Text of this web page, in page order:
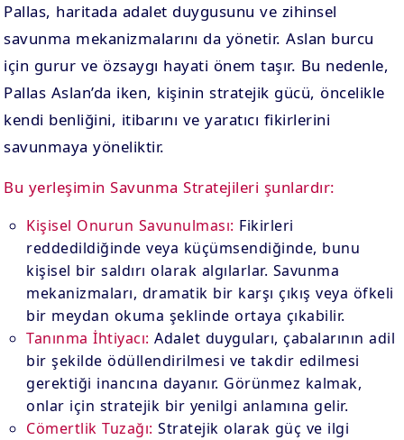
Pallas, haritada adalet duygusunu ve zihinsel
savunma mekanizmalarını da yönetir. Aslan burcu
için gurur ve özsaygı hayati önem taşır. Bu nedenle,
Pallas Aslan’da iken, kişinin stratejik gücü, öncelikle
kendi benliğini, itibarını ve yaratıcı fikirlerini
savunmaya yöneliktir.
Bu yerleşimin Savunma Stratejileri şunlardır:
Kişisel Onurun Savunulması: Fikirleri
reddedildiğinde veya küçümsendiğinde, bunu
kişisel bir saldırı olarak algılarlar. Savunma
mekanizmaları, dramatik bir karşı çıkış veya öfkeli
bir meydan okuma şeklinde ortaya çıkabilir.
Tanınma İhtiyacı: Adalet duyguları, çabalarının adil
bir şekilde ödüllendirilmesi ve takdir edilmesi
gerektiği inancına dayanır. Görünmez kalmak,
onlar için stratejik bir yenilgi anlamına gelir.
Cömertlik Tuzağı: Stratejik olarak güç ve ilgi